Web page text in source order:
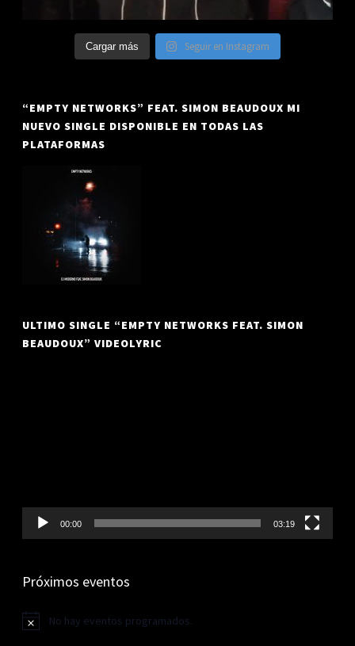
Cargar más Seguir en Instagram
“EMPTY NETWORKS” FEAT. SIMON BEAUDOUX MI
NUEVO SINGLE DISPONIBLE EN TODAS LAS
PLATAFORMAS
ULTIMO SINGLE “EMPTY NETWORKS FEAT. SIMON
BEAUDOUX” VIDEOLYRIC
00:00 03:19
Próximos eventos
Aviso No hay eventos programados.